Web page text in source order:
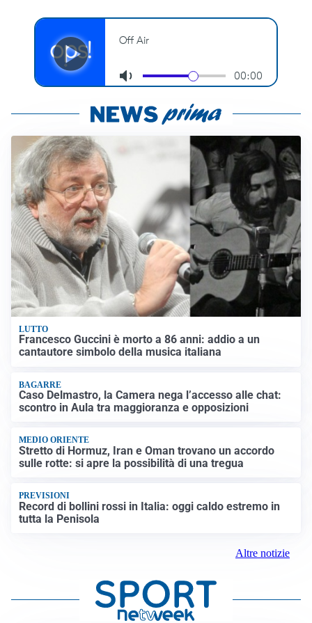
LUTTO
Francesco Guccini è morto a 86 anni: addio a un
cantautore simbolo della musica italiana
BAGARRE
Caso Delmastro, la Camera nega l’accesso alle chat:
scontro in Aula tra maggioranza e opposizioni
MEDIO ORIENTE
Stretto di Hormuz, Iran e Oman trovano un accordo
sulle rotte: si apre la possibilità di una tregua
PREVISIONI
Record di bollini rossi in Italia: oggi caldo estremo in
tutta la Penisola
Altre notizie